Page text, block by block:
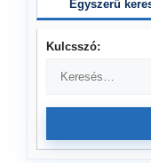
Egyszerű
Kulcsszó: